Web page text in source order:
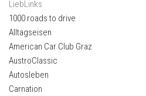
LiebLinks
1000 roads to drive
Alltagseisen
American Car Club Graz
AustroClassic
Autosleben
Carnation